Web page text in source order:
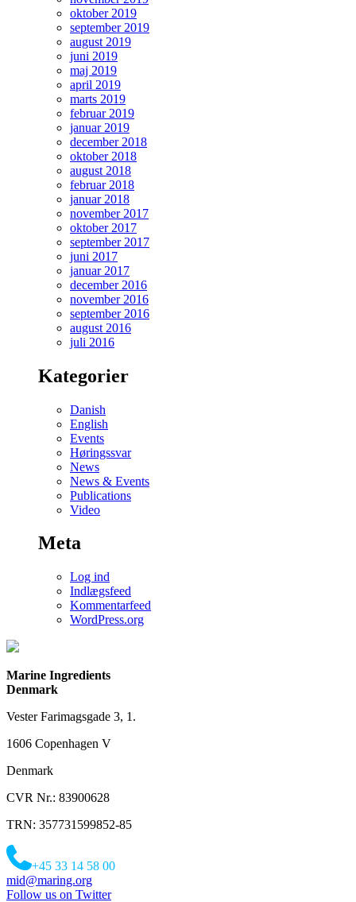
oktober 2019
september 2019
august 2019
juni 2019
maj 2019
april 2019
marts 2019
februar 2019
januar 2019
december 2018
oktober 2018
august 2018
februar 2018
januar 2018
november 2017
oktober 2017
september 2017
juni 2017
januar 2017
december 2016
november 2016
september 2016
august 2016
juli 2016
Kategorier
Danish
English
Events
Høringssvar
News
News & Events
Publications
Video
Meta
Log ind
Indlægsfeed
Kommentarfeed
WordPress.org
Marine Ingredients
Denmark
Vester Farimagsgade 3, 1.
1606 Copenhagen V
Denmark
CVR Nr.: 83900628
TRN: 357731599852-85
+45 33 14 58 00
mid@maring.org
Follow us on Twitter